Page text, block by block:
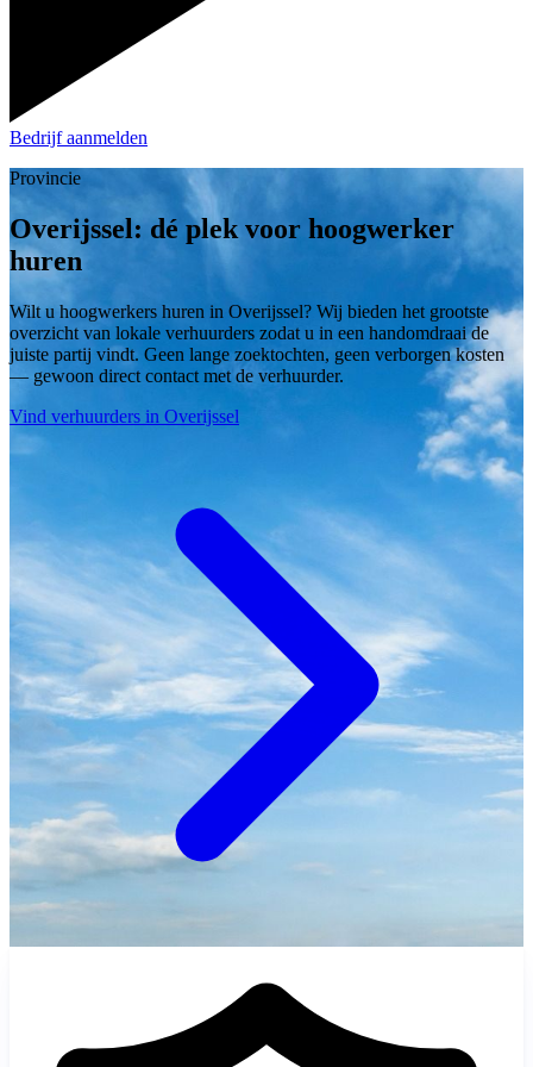
Bedrijf aanmelden
Provincie
Overijssel: dé plek voor hoogwerker
huren
Wilt u hoogwerkers huren in Overijssel? Wij bieden het grootste
overzicht van lokale verhuurders zodat u in een handomdraai de
juiste partij vindt. Geen lange zoektochten, geen verborgen kosten
— gewoon direct contact met de verhuurder.
Vind verhuurders in Overijssel